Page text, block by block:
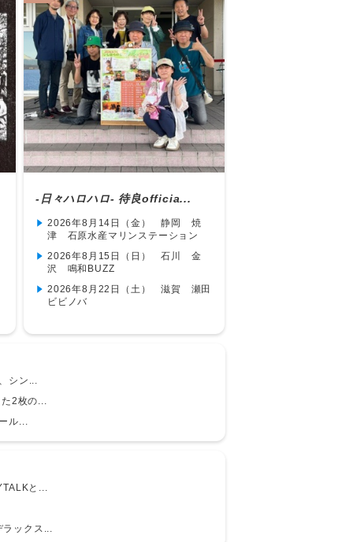
-日々ハロハロ- 待良officia...
2026年8月14日（金） 静岡 焼
津 石原水産マリンステーション
2026年8月15日（日） 石川 金
沢 鳴和BUZZ
2026年8月22日（土） 滋賀 瀬田
ビビノバ
シン...
2枚の...
ル...
と...
ックス...